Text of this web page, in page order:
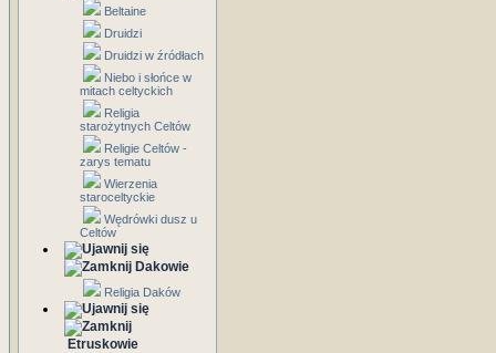
Beltaine
Druidzi
Druidzi w źródłach
Niebo i słońce w
mitach celtyckich
Religia
starożytnych Celtów
Religie Celtów -
zarys tematu
Wierzenia
staroceltyckie
Wędrówki dusz u
Celtów
Dakowie
Religia Daków
Etruskowie